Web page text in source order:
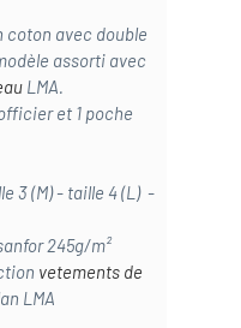
coton avec double
assorti avec
LMA.
et 1 poche
3 (M) - taille 4 (L) -
245g/m²
vetements de
LMA